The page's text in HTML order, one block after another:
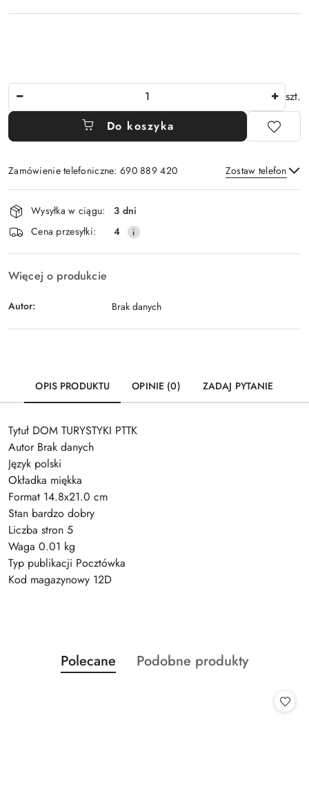
szt.
Do koszyka
Zamówienie telefoniczne: 690 889 420 Zostaw telefon
Wyślij
Dostępność
i
dostawa
Wysyłka w ciągu:
3 dni
Cena przesyłki:
4
Więcej o produkcie
Autor: Brak danych
OPIS PRODUKTU OPINIE (0) ZADAJ PYTANIE
Tytuł DOM TURYSTYKI PTTK
Autor Brak danych
Język polski
Okładka miękka
Format 14.8x21.0 cm
Stan bardzo dobry
Liczba stron 5
Waga 0.01 kg
Typ publikacji Pocztówka
Kod magazynowy 12D
Pomiń karuzelę produktów
Produkty
o
Polecane
Produkty
Podobne produkty